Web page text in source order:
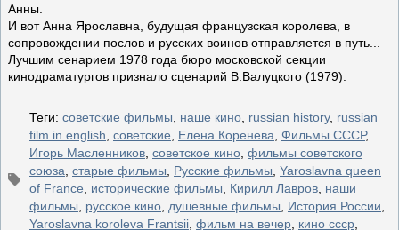
Анны.
И вот Анна Ярославна, будущая французская королева, в
сопровождении послов и русских воинов отправляется в путь...
Лучшим сенарием 1978 года бюро московской секции
кинодраматургов признало сценарий В.Валуцкого (1979).
Теги: советские фильмы наше кино russian history, russian
film in english советские Елена Коренева Фильмы СССР,
Игорь Масленников советское кино фильмы советского
союза старые фильмы Русские фильмы Yaroslavna queen
of France
исторические фильмы Кирилл Лавров наши
фильмы
русское кино душевные фильмы История России
Yaroslavna koroleva Frantsii фильм на вечер кино ссср